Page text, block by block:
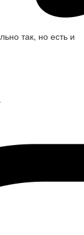
так, но есть и